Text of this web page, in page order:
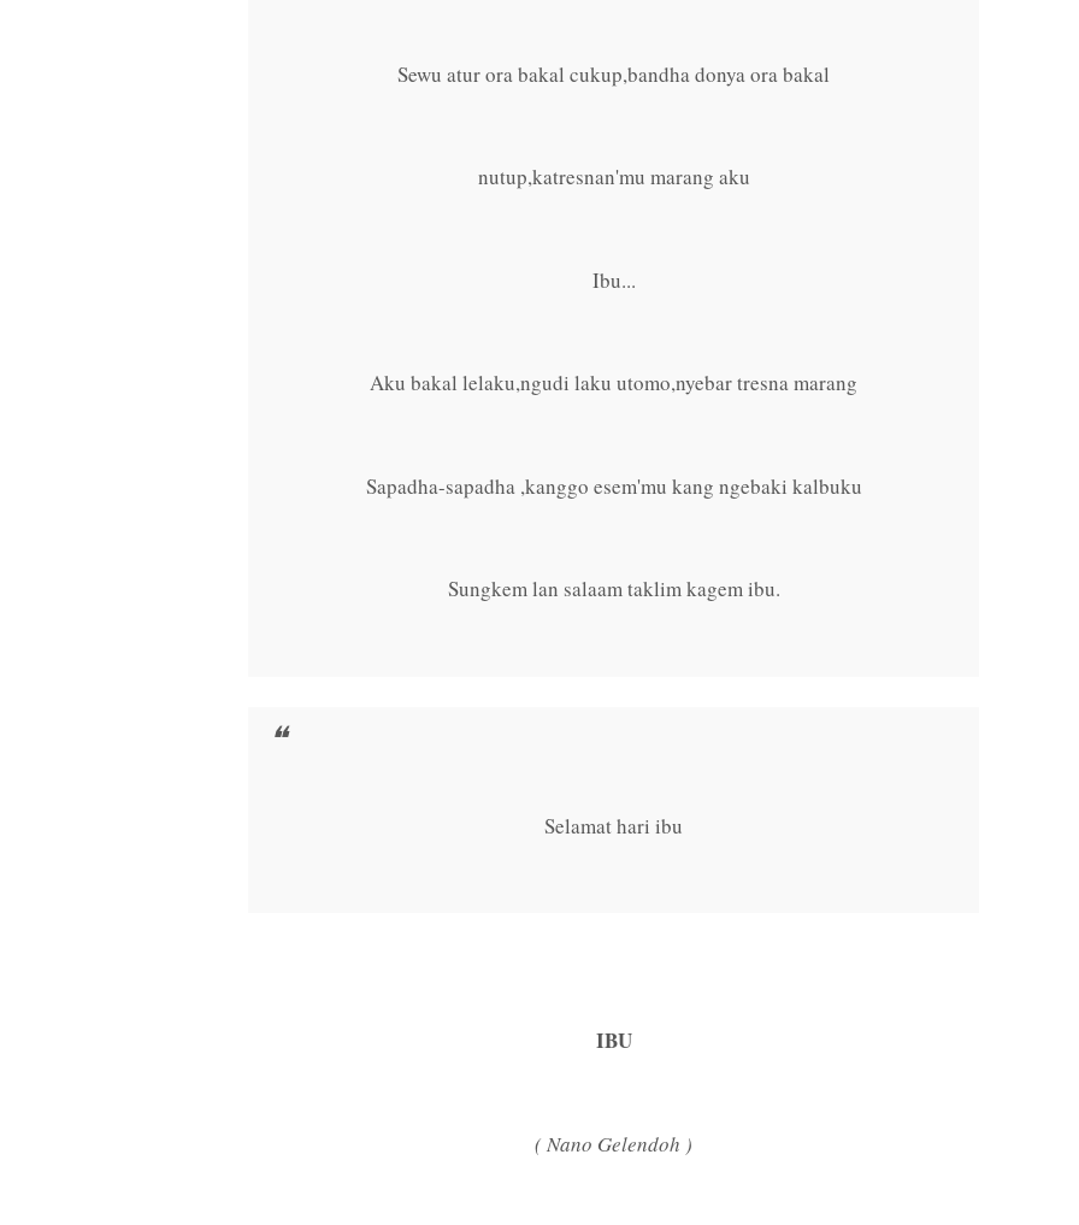
Sewu atur ora bakal cukup,bandha donya ora bakal
nutup,katresnan'mu marang aku
Ibu...
Aku bakal lelaku,ngudi laku utomo,nyebar tresna marang
Sapadha-sapadha ,kanggo esem'mu kang ngebaki kalbuku
Sungkem lan salaam taklim kagem ibu.
Selamat hari ibu
IBU
( Nano Gelendoh )